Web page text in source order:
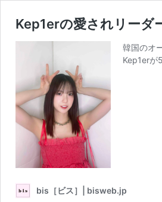
Kep1erの愛されリーダ
韓国のオ
Kep1erが
bis［ビス］| bisweb.jp